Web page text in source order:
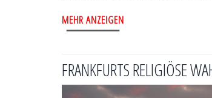
MEHR ANZEIGEN
FRANKFURTS RELIGIÖSE